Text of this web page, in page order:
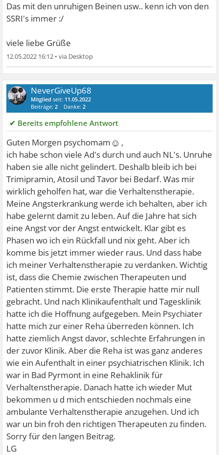
Das mit den unruhigen Beinen usw.. kenn ich von den
SSRI's immer :/
viele liebe Grüße
12.05.2022 16:12 •
NeverGiveUp68
Mitglied seit: 11.05.2022
Beiträge:2 Danke:2
✔ Bereits empfohlene Antwort
Guten Morgen psychomam ☺ ,
ich habe schon viele Ad's durch und auch NL's. Unruhe
haben sie alle nicht gelindert. Deshalb bleib ich bei
Trimipramin, Atosil und Tavor bei Bedarf. Was mir
wirklich geholfen hat, war die Verhaltenstherapie.
Meine Angsterkrankung werde ich behalten, aber ich
habe gelernt damit zu leben. Auf die Jahre hat sich
eine Angst vor der Angst entwickelt. Klar gibt es
Phasen wo ich ein Rückfall und nix geht. Aber ich
komme bis jetzt immer wieder raus. Und dass habe
ich meiner Verhaltenstherapie zu verdanken. Wichtig
ist, dass die Chemie zwischen Therapeuten und
Patienten stimmt. Die erste Therapie hatte mir null
gebracht. Und nach Klinikaufenthalt und Tagesklinik
hatte ich die Hoffnung aufgegeben. Mein Psychiater
hatte mich zur einer Reha überreden können. Ich
hatte ziemlich Angst davor, schlechte Erfahrungen in
der zuvor Klinik. Aber die Reha ist was ganz anderes
wie ein Aufenthalt in einer psychiatrischen Klinik. Ich
war in Bad Pyrmont in eine Rehaklinik für
Verhaltenstherapie. Danach hatte ich wieder Mut
bekommen u d mich entschieden nochmals eine
ambulante Verhaltenstherapie anzugehen. Und ich
war un bin froh den richtigen Therapeuten zu finden.
Sorry für den langen Beitrag.
LG